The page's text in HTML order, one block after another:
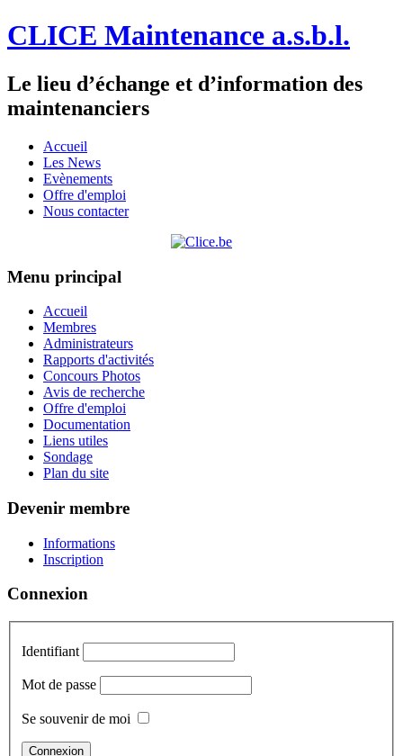
CLICE Maintenance a.s.b.l.
Le lieu d’échange et d’information des
maintenanciers
Accueil
Les News
Evènements
Offre d'emploi
Nous contacter
Menu principal
Accueil
Membres
Administrateurs
Rapports d'activités
Concours Photos
Avis de recherche
Offre d'emploi
Documentation
Liens utiles
Sondage
Plan du site
Devenir membre
Informations
Inscription
Connexion
Identifiant
Mot de passe
Se souvenir de moi